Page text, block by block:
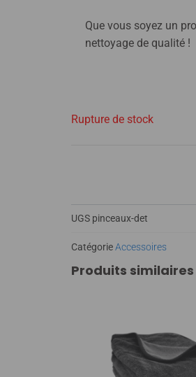
Que vous soyez un
nettoyage de qualité !
Rupture de stock
UGS pinceaux-det
CatégorieAccessoires
Produits similaires